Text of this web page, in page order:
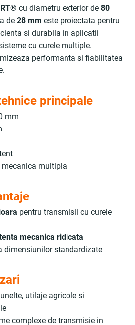
cu diametru exterior de 80
de 28 mm este proiectata pentru
si durabila in aplicatii
cu curele multiple.
performanta si fiabilitatea
principale
mm
mecanica multipla
pentru transmisii cu curele
mecanica ridicata
dimensiunilor standardizate
utilaje agricole si
complexe de transmisie in